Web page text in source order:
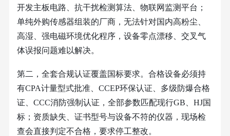
开发主板电路、抗干扰检测算法、物联网监测平台；
单纯外购传感器组装的厂商，无法针对国内高粉尘、
高湿、强电磁环境优化程序，设备零点漂移、交叉气
体误报问题难以解决。
第二，全套合规认证覆盖国标要求。合格设备必须持
有CPA计量型式批准、CCEP环保认证、多级防爆合格
证、CCC消防强制认证，全部参数匹配现行GB、HJ国
标；资质缺失、证书型号与设备不符的仪器，现场检
查会直接判定不合格，要求停工整改。